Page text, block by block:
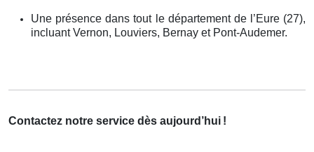
Une présence dans tout le département de l’Eure (27),
incluant Vernon, Louviers, Bernay et Pont-Audemer.
Contactez notre service dès aujourd’hui !